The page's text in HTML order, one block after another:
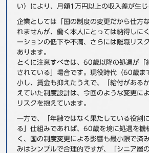
い）により、月額1万円以上の収入差が生じ
企業としては「国の制度の変更だから仕方
れませんが、働く本人にとっては納得しに
ーションの低下や不満、さらには離職リス
あります。
とくに注意すべきは、60歳以降の処遇が「
されている」場合です。現役時代（60歳ま
小し、賃金も抑えたうえで、「給付がある
えていた制度設計は、今回のような変更に
リスクを抱えています。
一方で、「年齢ではなく果たしている役割
る」仕組みであれば、60歳を境に処遇を機
く、国の制度変更による影響も最小限で済
みはシンプルで合理的ですが、「シニア層